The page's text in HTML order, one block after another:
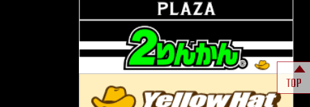
長崎
熊本
TOP